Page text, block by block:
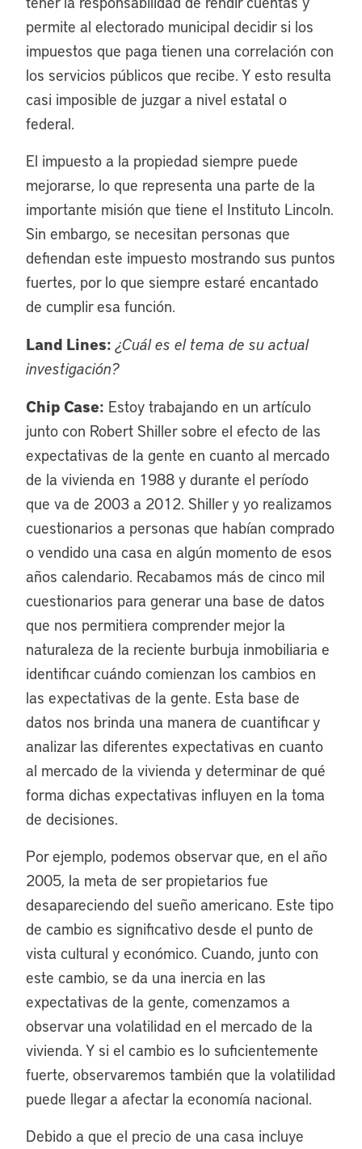
permite al electorado municipal decidir si los
impuestos que paga tienen una correlación con
los servicios públicos que recibe. Y esto resulta
casi imposible de juzgar a nivel estatal o
federal.
El impuesto a la propiedad siempre puede
mejorarse, lo que representa una parte de la
importante misión que tiene el Instituto Lincoln.
Sin embargo, se necesitan personas que
defiendan este impuesto mostrando sus puntos
fuertes, por lo que siempre estaré encantado
de cumplir esa función.
Land Lines: ¿Cuál es el tema de su actual
investigación?
Chip Case: Estoy trabajando en un artículo
junto con Robert Shiller sobre el efecto de las
expectativas de la gente en cuanto al mercado
de la vivienda en 1988 y durante el período
que va de 2003 a 2012. Shiller y yo realizamos
cuestionarios a personas que habían comprado
o vendido una casa en algún momento de esos
años calendario. Recabamos más de cinco mil
cuestionarios para generar una base de datos
que nos permitiera comprender mejor la
naturaleza de la reciente burbuja inmobiliaria e
identificar cuándo comienzan los cambios en
las expectativas de la gente. Esta base de
datos nos brinda una manera de cuantificar y
analizar las diferentes expectativas en cuanto
al mercado de la vivienda y determinar de qué
forma dichas expectativas influyen en la toma
de decisiones.
Por ejemplo, podemos observar que, en el año
2005, la meta de ser propietarios fue
desapareciendo del sueño americano. Este tipo
de cambio es significativo desde el punto de
vista cultural y económico. Cuando, junto con
este cambio, se da una inercia en las
expectativas de la gente, comenzamos a
observar una volatilidad en el mercado de la
vivienda. Y si el cambio es lo suficientemente
fuerte, observaremos también que la volatilidad
puede llegar a afectar la economía nacional.
Debido a que el precio de una casa incluye